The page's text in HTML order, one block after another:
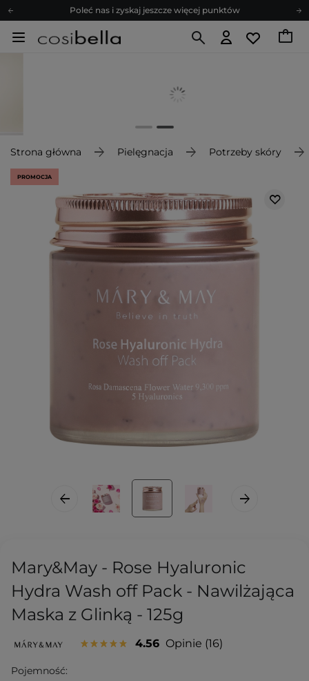
Poleć nas i zyskaj jeszcze więcej punktów
Zapisz się na newsletter pełen porad
Poleć nas i zyskaj jeszcze więcej punktów
Strona główna Pielęgnacja Potrzeby skóry
PROMOCJA
Mary&May - Rose Hyaluronic
Hydra Wash off Pack - Nawilżająca
Maska z Glinką - 125g
4.56 Opinie 16
Pojemność: